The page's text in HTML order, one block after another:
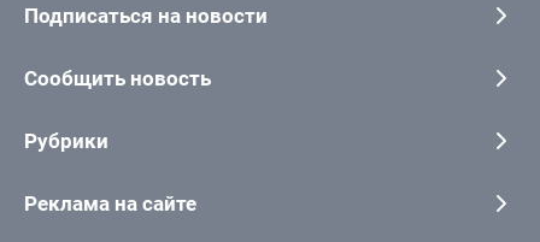
Подписаться на новости
Сообщить новость
Рубрики
Реклама на сайте